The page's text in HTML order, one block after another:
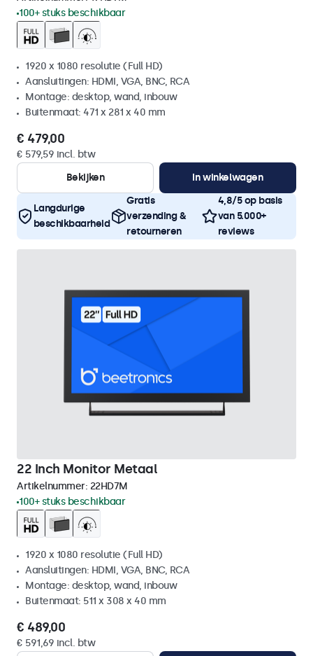
100+ stuks beschikbaar
1920 x 1080 resolutie (Full HD)
Aansluitingen: HDMI, VGA, BNC, RCA
Montage: desktop, wand, inbouw
Buitenmaat: 471 x 281 x 40 mm
€ 479,00
€ 579,59 incl. btw
Bekijken
In winkelwagen
Langdurige
beschikbaarheid
Gratis
verzending &
retourneren
4,8/5 op basis
van 5.000+
reviews
22 Inch Monitor Metaal
Artikelnummer: 22HD7M
100+ stuks beschikbaar
1920 x 1080 resolutie (Full HD)
Aansluitingen: HDMI, VGA, BNC, RCA
Montage: desktop, wand, inbouw
Buitenmaat: 511 x 308 x 40 mm
€ 489,00
€ 591,69 incl. btw